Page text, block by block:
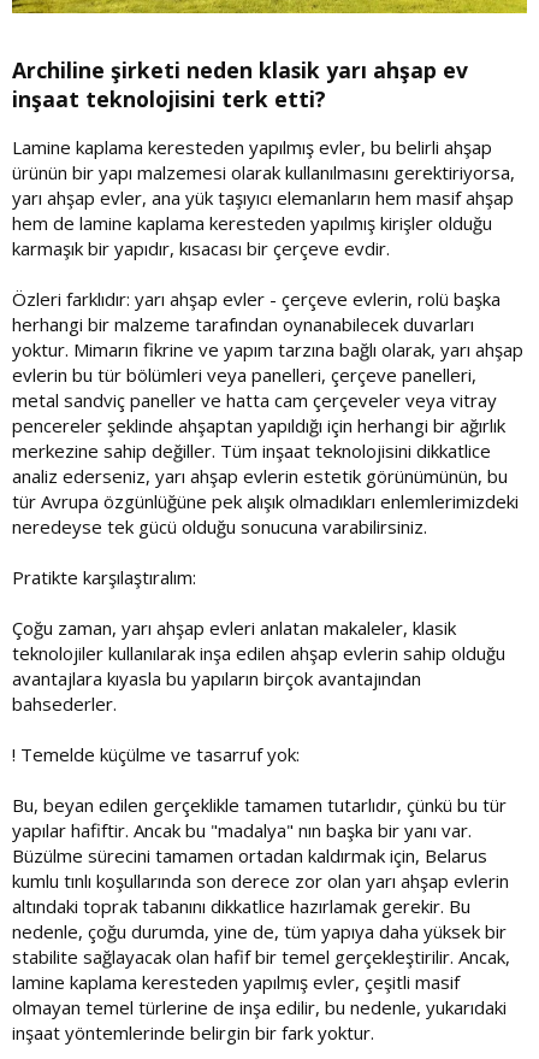
Archiline şirketi neden klasik yarı ahşap ev
inşaat teknolojisini terk etti?
Lamine kaplama keresteden yapılmış evler, bu belirli ahşap
ürünün bir yapı malzemesi olarak kullanılmasını gerektiriyorsa,
yarı ahşap evler, ana yük taşıyıcı elemanların hem masif ahşap
hem de lamine kaplama keresteden yapılmış kirişler olduğu
karmaşık bir yapıdır, kısacası bir çerçeve evdir.
Özleri farklıdır: yarı ahşap evler - çerçeve evlerin, rolü başka
herhangi bir malzeme tarafından oynanabilecek duvarları
yoktur. Mimarın fikrine ve yapım tarzına bağlı olarak, yarı ahşap
evlerin bu tür bölümleri veya panelleri, çerçeve panelleri,
metal sandviç paneller ve hatta cam çerçeveler veya vitray
pencereler şeklinde ahşaptan yapıldığı için herhangi bir ağırlık
merkezine sahip değiller. Tüm inşaat teknolojisini dikkatlice
analiz ederseniz, yarı ahşap evlerin estetik görünümünün, bu
tür Avrupa özgünlüğüne pek alışık olmadıkları enlemlerimizdeki
neredeyse tek gücü olduğu sonucuna varabilirsiniz.
Pratikte karşılaştıralım:
Çoğu zaman, yarı ahşap evleri anlatan makaleler, klasik
teknolojiler kullanılarak inşa edilen ahşap evlerin sahip olduğu
avantajlara kıyasla bu yapıların birçok avantajından
bahsederler.
! Temelde küçülme ve tasarruf yok:
Bu, beyan edilen gerçeklikle tamamen tutarlıdır, çünkü bu tür
yapılar hafiftir. Ancak bu "madalya" nın başka bir yanı var.
Büzülme sürecini tamamen ortadan kaldırmak için, Belarus
kumlu tınlı koşullarında son derece zor olan yarı ahşap evlerin
altındaki toprak tabanını dikkatlice hazırlamak gerekir. Bu
nedenle, çoğu durumda, yine de, tüm yapıya daha yüksek bir
stabilite sağlayacak olan hafif bir temel gerçekleştirilir. Ancak,
lamine kaplama keresteden yapılmış evler, çeşitli masif
olmayan temel türlerine de inşa edilir, bu nedenle, yukarıdaki
inşaat yöntemlerinde belirgin bir fark yoktur.